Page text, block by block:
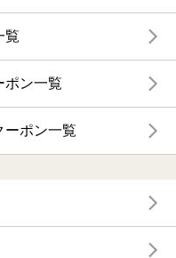
覧
ポン一覧
ーポン一覧